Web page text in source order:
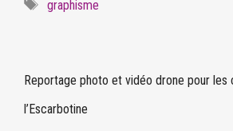
graphisme
Reportage photo et vidéo drone pour les
l’Escarbotine